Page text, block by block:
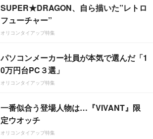
SUPER★DRAGON、自ら描いた”レトロ
フューチャー”
オリコンタイアップ特集
パソコンメーカー社員が本気で選んだ「1
0万円台PC３選」
オリコンタイアップ特集
一番似合う登場人物は…『VIVANT』限
定ウオッチ
オリコンタイアップ特集